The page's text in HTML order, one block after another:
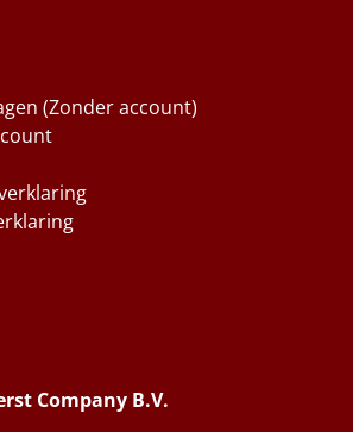
(Zonder account)
Company B.V.